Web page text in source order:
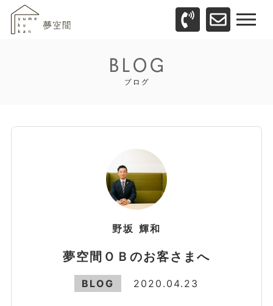
野坂 輝和
夢空間ＯＢのお客さまへ
BLOG 2020.04.23